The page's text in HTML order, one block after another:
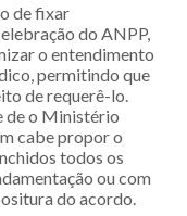
de fixar
do ANPP,
o entendimento
permitindo que
de requerê-lo.
de o Ministério
cabe propor o
todos os
ou com
do acordo.